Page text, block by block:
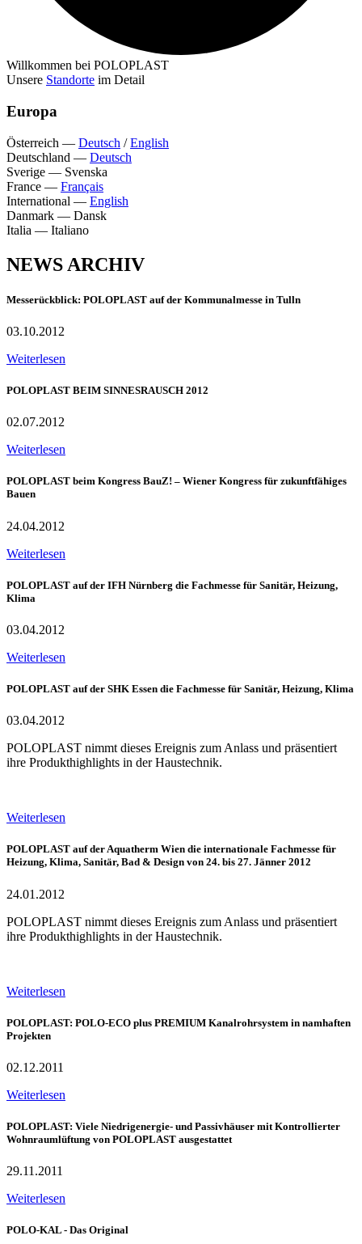
Willkommen bei POLOPLAST
Unsere Standorte im Detail
Europa
Österreich — Deutsch /English
Deutschland — Deutsch
Sverige — Svenska
France — Français
International — English
Danmark — Dansk
Italia — Italiano
NEWS ARCHIV
Messerückblick: POLOPLAST auf der Kommunalmesse in Tulln
03.10.2012
Weiterlesen
POLOPLAST BEIM SINNESRAUSCH 2012
02.07.2012
Weiterlesen
POLOPLAST beim Kongress BauZ! – Wiener Kongress für zukunftfähiges
Bauen
24.04.2012
Weiterlesen
POLOPLAST auf der IFH Nürnberg die Fachmesse für Sanitär, Heizung,
Klima
03.04.2012
Weiterlesen
POLOPLAST auf der SHK Essen die Fachmesse für Sanitär, Heizung, Klima
03.04.2012
POLOPLAST nimmt dieses Ereignis zum Anlass und präsentiert
ihre Produkthighlights in der Haustechnik.
Weiterlesen
POLOPLAST auf der Aquatherm Wien die internationale Fachmesse für
Heizung, Klima, Sanitär, Bad & Design von 24. bis 27. Jänner 2012
24.01.2012
POLOPLAST nimmt dieses Ereignis zum Anlass und präsentiert
ihre Produkthighlights in der Haustechnik.
Weiterlesen
POLOPLAST: POLO-ECO plus PREMIUM Kanalrohrsystem in namhaften
Projekten
02.12.2011
Weiterlesen
POLOPLAST: Viele Niedrigenergie- und Passivhäuser mit Kontrollierter
Wohnraumlüftung von POLOPLAST ausgestattet
29.11.2011
Weiterlesen
POLO-KAL - Das Original